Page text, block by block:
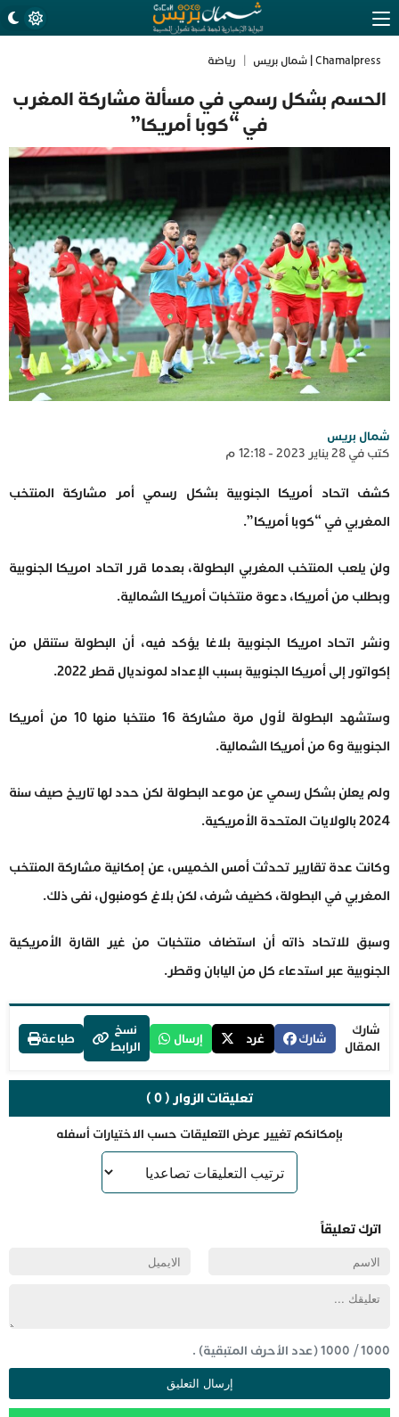
Chamalpress | شمال بريس رياضة
الحسم بشكل رسمي في مسألة مشاركة المغرب
في “كوبا أمريكا”
شمال بريس
كتب في 28 يناير 2023 - 12:18 م
كشف اتحاد أمريكا الجنوبية بشكل رسمي أمر مشاركة المنتخب
المغربي في “كوبا أمريكا”.
ولن يلعب المنتخب المغربي البطولة، بعدما قرر اتحاد امريكا الجنوبية
وبطلب من أمريكا، دعوة منتخبات أمريكا الشمالية.
ونشر اتحاد امريكا الجنوبية بلاغا يؤكد فيه، أن البطولة ستنقل من
إكواتور إلى أمريكا الجنوبية بسبب الإعداد لمونديال قطر 2022.
وستشهد البطولة لأول مرة مشاركة 16 منتخبا منها 10 من أمريكا
الجنوبية و6 من أمريكا الشمالية.
ولم يعلن بشكل رسمي عن موعد البطولة لكن حدد لها تاريخ صيف سنة
2024 بالولايات المتحدة الأمريكية.
وكانت عدة تقارير تحدثت أمس الخميس، عن إمكانية مشاركة المنتخب
المغربي في البطولة، كضيف شرف، لكن بلاغ كومنبول، نفى ذلك.
وسبق للاتحاد ذاته أن استضاف منتخبات من غير القارة الأمريكية
الجنوبية عبر استدعاء كل من اليابان وقطر.
شارك
المقال
شارك غرد إرسال
نسخ
الرابط
طباعة
تعليقات الزوار ( 0 )
بإمكانكم تغيير عرض التعليقات حسب الاختيارات أسفله
اترك تعليقاً
1000
/
1000(عدد الأحرف المتبقية) .